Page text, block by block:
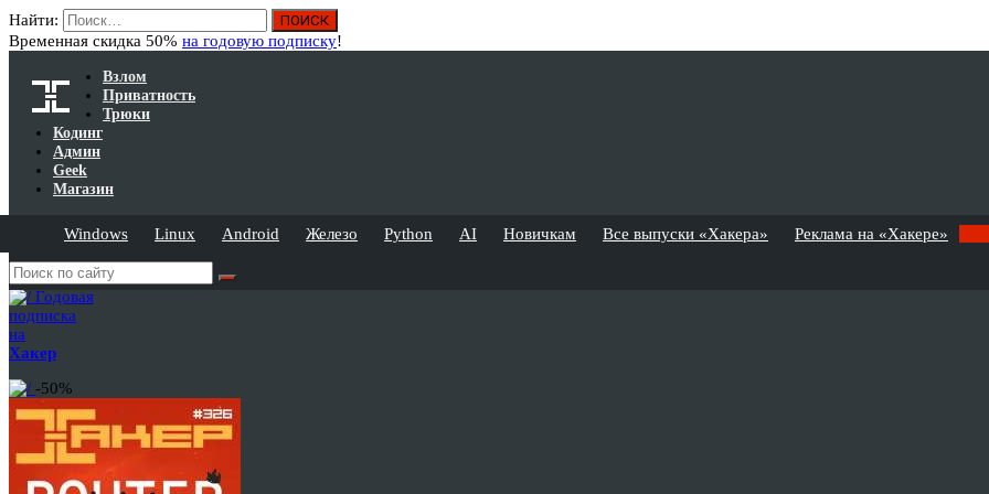
Найти:
Временная скидка 50% на годовую подписку!
Взлом
Приватность
Трюки
Кодинг
Админ
Geek
Магазин
Windows Linux Android Железо Python AI Новичкам Все выпуски «Хакера» Реклама на «Хакере»
Годовая
подписка
на
Хакер
-50%